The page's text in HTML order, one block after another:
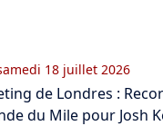
18 juillet 2026
de Londres :
du Mile pour Josh